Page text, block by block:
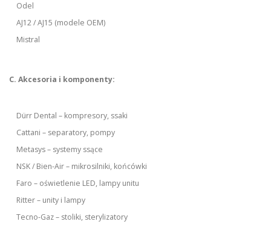
Odel
AJ12 / AJ15 (modele OEM)
Mistral
C. Akcesoria i komponenty:
Dürr Dental – kompresory, ssaki
Cattani – separatory, pompy
Metasys – systemy ssące
NSK / Bien-Air – mikrosilniki, końcówki
Faro – oświetlenie LED, lampy unitu
Ritter – unity i lampy
Tecno-Gaz – stoliki, sterylizatory